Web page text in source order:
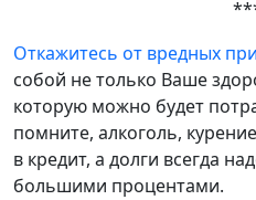
Откажитесь от вредных
собой не только Ваше
которую можно будет
помните, алкоголь,
в кредит, а долги всегда
большими процентами.